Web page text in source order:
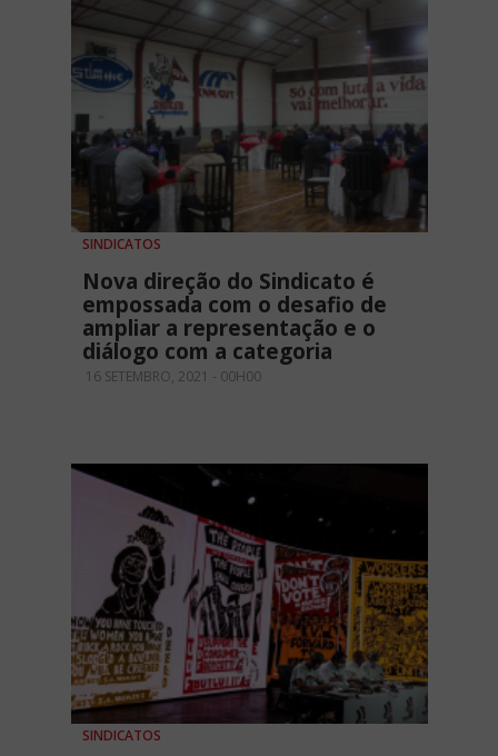
SINDICATOS
Nova direção do Sindicato é
empossada com o desafio de
ampliar a representação e o
diálogo com a categoria
16 SETEMBRO, 2021 - 00H00
SINDICATOS